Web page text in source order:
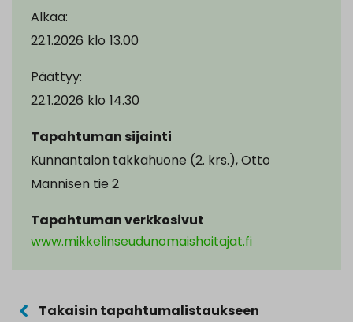
Alkaa:
22.1.2026 klo 13.00
Päättyy:
22.1.2026 klo 14.30
Tapahtuman sijainti
Kunnantalon takkahuone (2. krs.), Otto
Mannisen tie 2
Tapahtuman verkkosivut
www.mikkelinseudunomaishoitajat.fi
Takaisin tapahtumalistaukseen